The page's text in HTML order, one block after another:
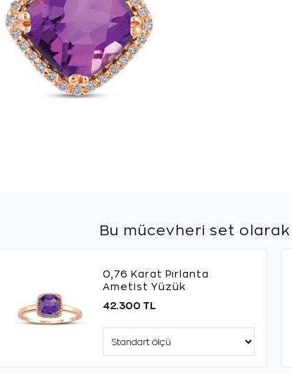
Bu mücevheri set olarak
0,76 Karat Pırlanta
Ametist Yüzük
42.300 TL